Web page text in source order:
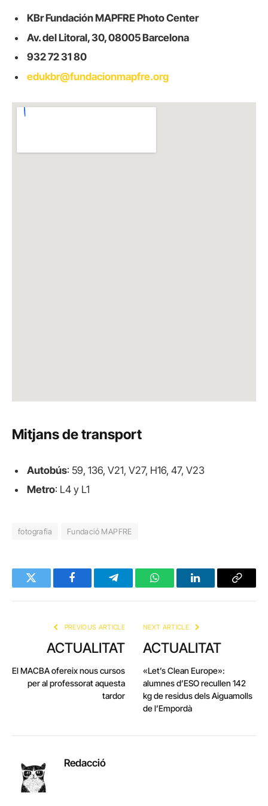
KBr Fundación MAPFRE Photo Center
Av. del Litoral, 30, 08005 Barcelona
932 72 31 80
edukbr@fundacionmapfre.org
Mitjans de transport
Autobús: 59, 136, V21, V27, H16, 47, V23
Metro: L4 y L1
fotografia Fundació MAPFRE
Twitter FacebookTelegramWhatsAppLinkedInCopy
PREVIOUS ARTICLE
ACTUALITAT
El MACBA ofereix nous cursos
per al professorat aquesta
tardor
NEXT ARTICLE
ACTUALITAT
«Let’s Clean Europe»:
alumnes d’ESO recullen 142
kg de residus dels Aiguamolls
de l’Empordà
Redacció